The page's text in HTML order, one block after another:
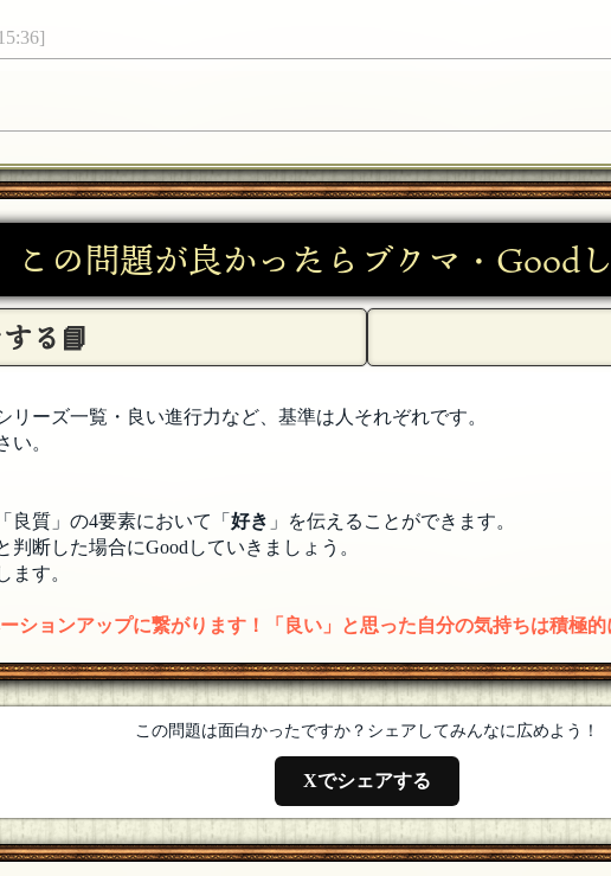
[18年08月25日 14:09]
この問題が良かったらブクマ・Good
る📘
ーズ一覧・良い進行力など、基準は人それぞれです。
。
良質」の4要素において「 好き 」を伝えることができます。
断した場合にGoodしていきましょう。
す。
ションアップに繋がります！「良い」と思った自分の気持ちは積極的
この問題は面白かったですか？シェアしてみんなに広めよう！
Xでシェアする